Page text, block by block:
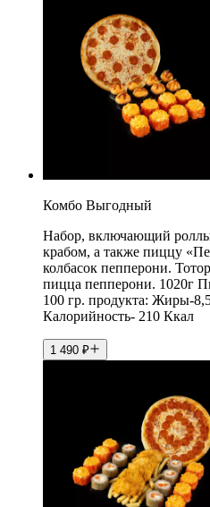
Комбо Выгодный
Набор, включающий
крабом, а также пиццу
колбасок пепперони.
пицца пепперони. 1020г
100 гр. продукта: Жиры-
Калорийность- 210 Ккал
1 490 ₽